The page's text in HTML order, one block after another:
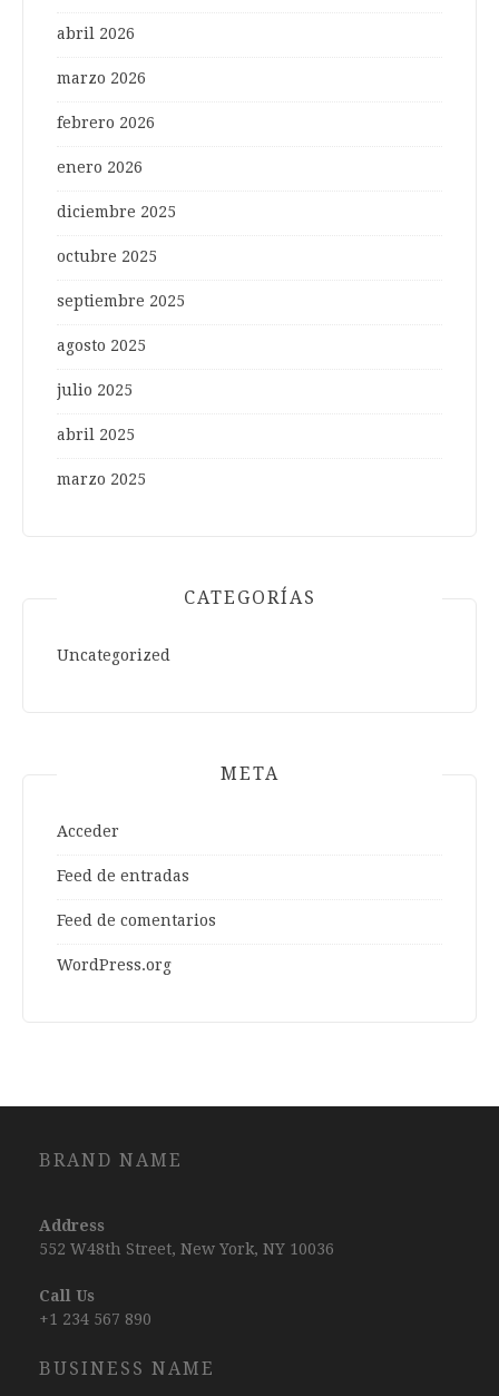
abril 2026
marzo 2026
febrero 2026
enero 2026
diciembre 2025
octubre 2025
septiembre 2025
agosto 2025
julio 2025
abril 2025
marzo 2025
CATEGORÍAS
Uncategorized
META
Acceder
Feed de entradas
Feed de comentarios
WordPress.org
BRAND NAME
Address
552 W48th Street, New York, NY 10036
Call Us
+1 234 567 890
BUSINESS NAME